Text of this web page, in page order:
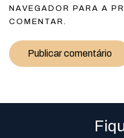
NAVEGADOR PARA A
COMENTAR.
Publicar comentário